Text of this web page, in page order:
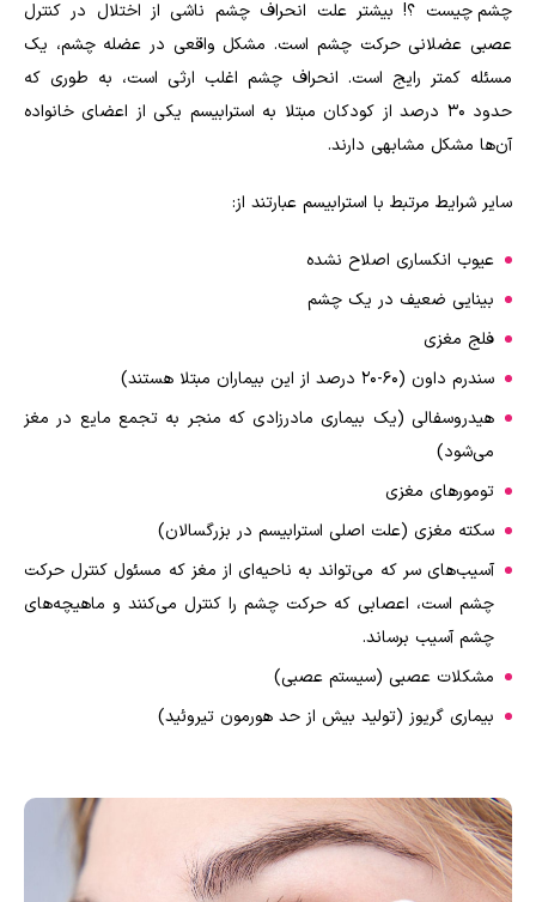
چشم چیست ؟! بیشتر علت انحراف چشم ناشی از اختلال در کنترل
عصبی عضلانی حرکت چشم است. مشکل واقعی در عضله چشم، یک
مسئله کمتر رایج است. انحراف چشم اغلب ارثی است، به طوری که
حدود ۳۰ درصد از کودکان مبتلا به استرابیسم یکی از اعضای خانواده
آن‌ها مشکل مشابهی دارند.
سایر شرایط مرتبط با استرابیسم عبارتند از:
عیوب انکساری اصلاح نشده
بینایی ضعیف در یک چشم
فلج مغزی
سندرم داون (۶۰-۲۰ درصد از این بیماران مبتلا هستند)
هیدروسفالی (یک بیماری مادرزادی که منجر به تجمع مایع در مغز
می‌شود)
تومورهای مغزی
سکته مغزی (علت اصلی استرابیسم در بزرگسالان)
آسیب‌های سر که می‌تواند به ناحیه‌ای از مغز که مسئول کنترل حرکت
چشم است، اعصابی که حرکت چشم را کنترل می‌کنند و ماهیچه‌های
چشم آسیب برساند.
مشکلات عصبی (سیستم عصبی)
بیماری گریوز (تولید بیش از حد هورمون تیروئید)